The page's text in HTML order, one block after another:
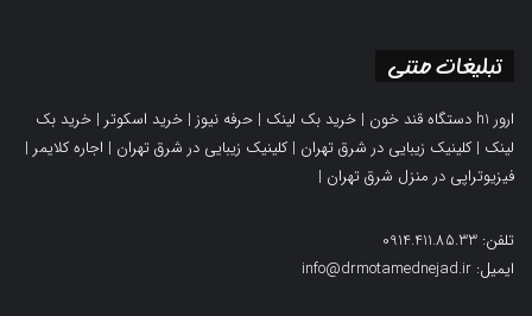
تبلیغات متنی
ارور h1 دستگاه قند خون | خرید بک لینک | حرفه نیوز | خرید اسکوتر | خرید بک
لینک |کلینیک زیبایی در شرق تهران |کلینیک زیبایی در شرق تهران | اجاره کلایمر |
فیزیوتراپی در منزل شرق تهران |
تلفن: 0914.411.85.33
ایمیل: info@drmotamednejad.ir